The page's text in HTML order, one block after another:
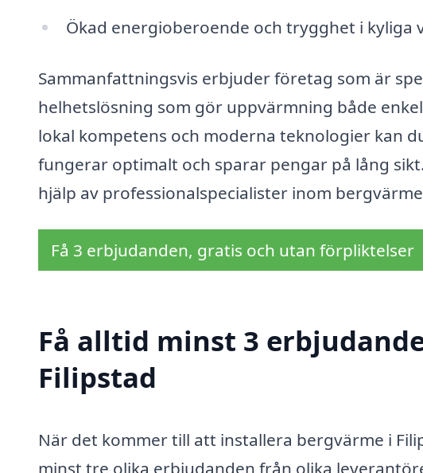
Ökad energioberoende och trygghet i kyliga
Sammanfattningsvis erbjuder företag som är
helhetslösning som gör uppvärmning både
lokal kompetens och moderna teknologier kan
fungerar optimalt och sparar pengar på lång
hjälp av professionalspecialister inom
Få 3 erbjudanden, gratis och utan förpliktelser
Få alltid minst 3
Filipstad
När det kommer till att installera bergvärme i
minst tre olika erbjudanden från olika